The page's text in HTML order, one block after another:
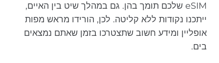
eSIM שלכם תומך בהן. גם במהלך שיט בין האיים,
ייתכנו נקודות ללא קליטה. לכן, הורידו מראש מפות
אופליין ומידע חשוב שתצטרכו בזמן שאתם נמצאים
בים.